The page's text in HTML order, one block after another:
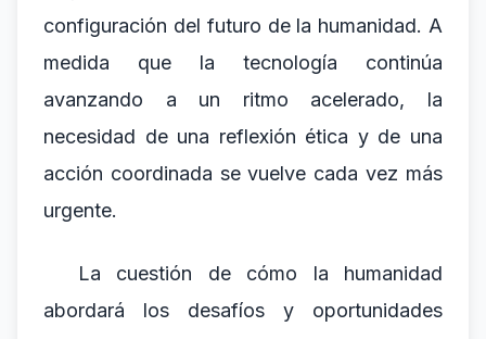
configuración del futuro de la humanidad. A
medida que la tecnología continúa
avanzando a un ritmo acelerado, la
necesidad de una reflexión ética y de una
acción coordinada se vuelve cada vez más
urgente.
La cuestión de cómo la humanidad
abordará los desafíos y oportunidades